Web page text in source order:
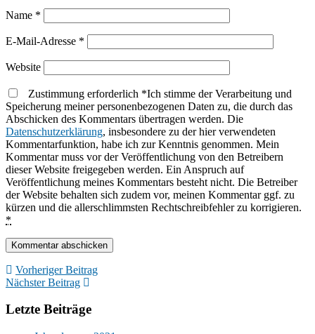
Name *
E-Mail-Adresse *
Website
Zustimmung erforderlich *Ich stimme der Verarbeitung und
Speicherung meiner personenbezogenen Daten zu, die durch das
Abschicken des Kommentars übertragen werden. Die
Datenschutzerklärung, insbesondere zu der hier verwendeten
Kommentarfunktion, habe ich zur Kenntnis genommen. Mein
Kommentar muss vor der Veröffentlichung von den Betreibern
dieser Website freigegeben werden. Ein Anspruch auf
Veröffentlichung meines Kommentars besteht nicht. Die Betreiber
der Website behalten sich zudem vor, meinen Kommentar ggf. zu
kürzen und die allerschlimmsten Rechtschreibfehler zu korrigieren.
*
Vorheriger Beitrag
Nächster Beitrag
Letzte Beiträge